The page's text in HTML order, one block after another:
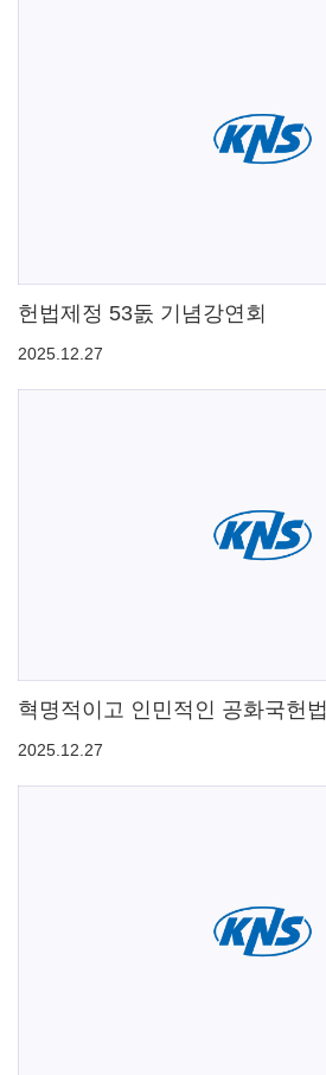
헌법제정 53돐 기념강연회
2025.12.27
혁명적이고 인민적인 공화국헌법
2025.12.27